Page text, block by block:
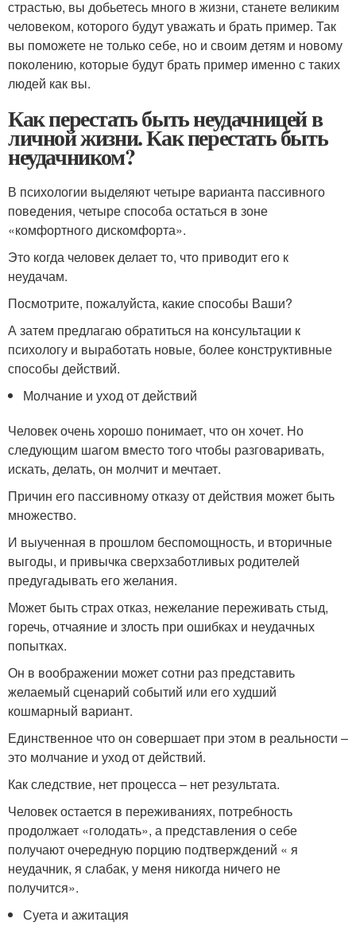
страстью, вы добьетесь много в жизни, станете великим
человеком, которого будут уважать и брать пример. Так
вы поможете не только себе, но и своим детям и новому
поколению, которые будут брать пример именно с таких
людей как вы.
Как перестать быть неудачницей в
личной жизни. Как перестать быть
неудачником?
В психологии выделяют четыре варианта пассивного
поведения, четыре способа остаться в зоне
«комфортного дискомфорта».
Это когда человек делает то, что приводит его к
неудачам.
Посмотрите, пожалуйста, какие способы Ваши?
А затем предлагаю обратиться на консультации к
психологу и выработать новые, более конструктивные
способы действий.
Молчание и уход от действий
Человек очень хорошо понимает, что он хочет. Но
следующим шагом вместо того чтобы разговаривать,
искать, делать, он молчит и мечтает.
Причин его пассивному отказу от действия может быть
множество.
И выученная в прошлом беспомощность, и вторичные
выгоды, и привычка сверхзаботливых родителей
предугадывать его желания.
Может быть страх отказ, нежелание переживать стыд,
горечь, отчаяние и злость при ошибках и неудачных
попытках.
Он в воображении может сотни раз представить
желаемый сценарий событий или его худший
кошмарный вариант.
Единственное что он совершает при этом в реальности –
это молчание и уход от действий.
Как следствие, нет процесса – нет результата.
Человек остается в переживаниях, потребность
продолжает «голодать», а представления о себе
получают очередную порцию подтверждений « я
неудачник, я слабак, у меня никогда ничего не
получится».
Суета и ажитация